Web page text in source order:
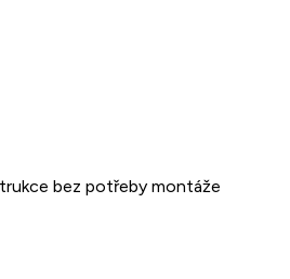
bez potřeby montáže